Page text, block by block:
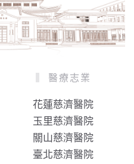
醫療志業
花蓮慈濟醫院
玉里慈濟醫院
關山慈濟醫院
臺北慈濟醫院